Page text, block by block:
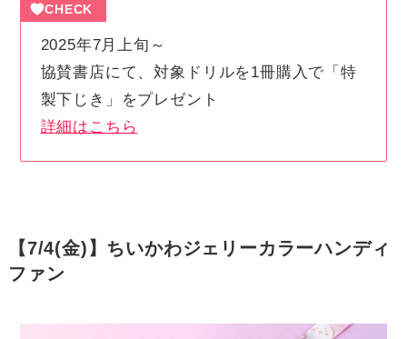
CHECK
2025年7月上旬～
協賛書店にて、対象ドリルを1冊購入で「特
製下じき」をプレゼント
詳細はこちら
【7/4(金)】ちいかわジェリーカラーハンディ
ファン